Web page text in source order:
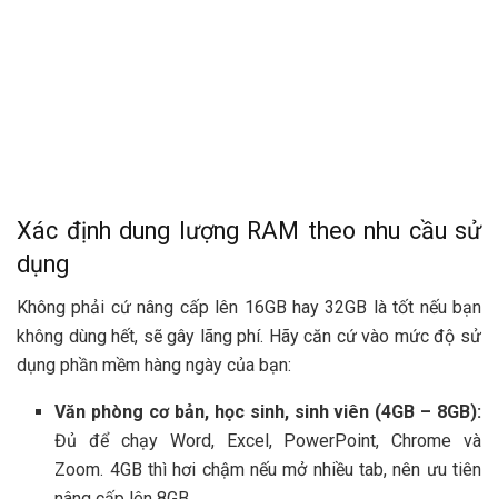
Xác định dung lượng RAM theo nhu cầu sử
dụng
Không phải cứ nâng cấp lên 16GB hay 32GB là tốt nếu bạn
không dùng hết, sẽ gây lãng phí. Hãy căn cứ vào mức độ sử
dụng phần mềm hàng ngày của bạn:
Văn phòng cơ bản, học sinh, sinh viên (4GB – 8GB):
Đủ để chạy Word, Excel, PowerPoint, Chrome và
Zoom. 4GB thì hơi chậm nếu mở nhiều tab, nên ưu tiên